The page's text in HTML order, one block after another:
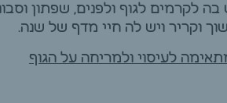
לקרמים לגוף ולפנים, שפתון
וקריר ויש לה חיי מדף של שנה.
לעיסוי ולמריחה על הגוף